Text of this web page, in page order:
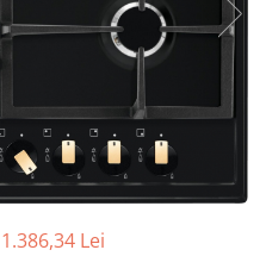
1.386,34 Lei